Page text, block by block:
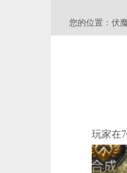
您的位置： 伏
玩家在